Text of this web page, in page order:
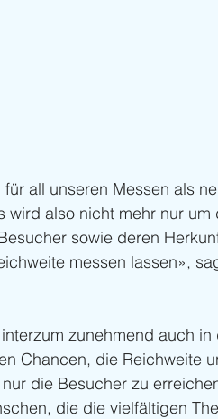
all unseren Messen als
wird also nicht mehr nur
sowie deren
messen lassen»,
interzum zunehmend auch
Chancen, die Reichweite
die Besucher zu
die die vielfältigen